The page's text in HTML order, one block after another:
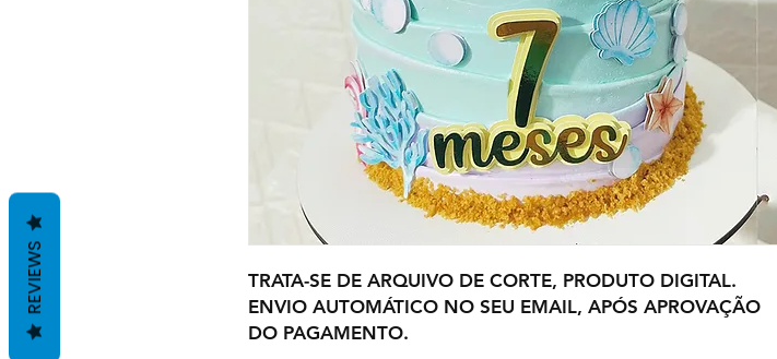
TRATA-SE DE ARQUIVO DE CORTE, PRODUTO DIGITAL.
ENVIO AUTOMÁTICO NO SEU EMAIL, APÓS APROVAÇÃO
DO PAGAMENTO.
REVIEWS